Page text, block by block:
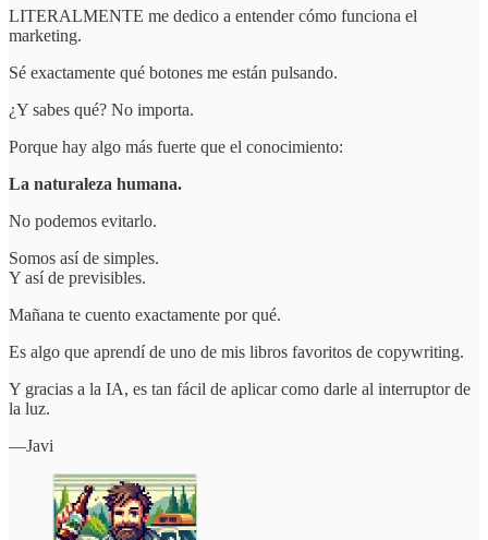
LITERALMENTE me dedico a entender cómo funciona el
marketing.
Sé exactamente qué botones me están pulsando.
¿Y sabes qué? No importa.
Porque hay algo más fuerte que el conocimiento:
La naturaleza humana.
No podemos evitarlo.
Somos así de simples.
Y así de previsibles.
Mañana te cuento exactamente por qué.
Es algo que aprendí de uno de mis libros favoritos de copywriting.
Y gracias a la IA, es tan fácil de aplicar como darle al interruptor de
la luz.
—Javi